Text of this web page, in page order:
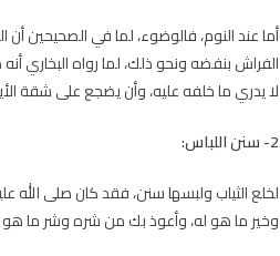
أما عند النوم، فالوضوء، لما في الصحيحين
الفراش بنفضه ونحو ذلك، لما رواه البخاري
لا يدري ما خلفه عليه، وأن يضجع على شقة
2- سنن اللباس:
لخلع الثياب ولبسها سنن، فقد كان صلى الله
وخير ما هو له، وأعوذ بك من شره وشر ما هو